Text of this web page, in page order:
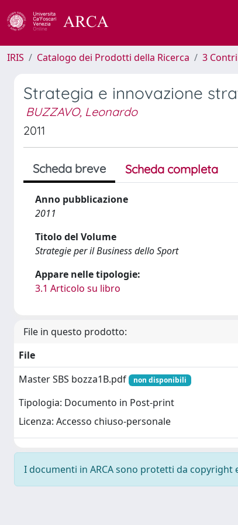
IRIS Catalogo dei Prodotti della Ricerca 3
Strategia e innovazione
BUZZAVO, Leonardo
2011
Scheda breve Scheda completa
Anno pubblicazione
2011
Titolo del Volume
Strategie per il Business dello Sport
Appare nelle tipologie:
3.1 Articolo su libro
File in questo prodotto:
File
Master SBS bozza1B.pdf
non disponibili
Tipologia: Documento in Post-print
Licenza: Accesso chiuso-personale
I documenti in ARCA sono protetti da